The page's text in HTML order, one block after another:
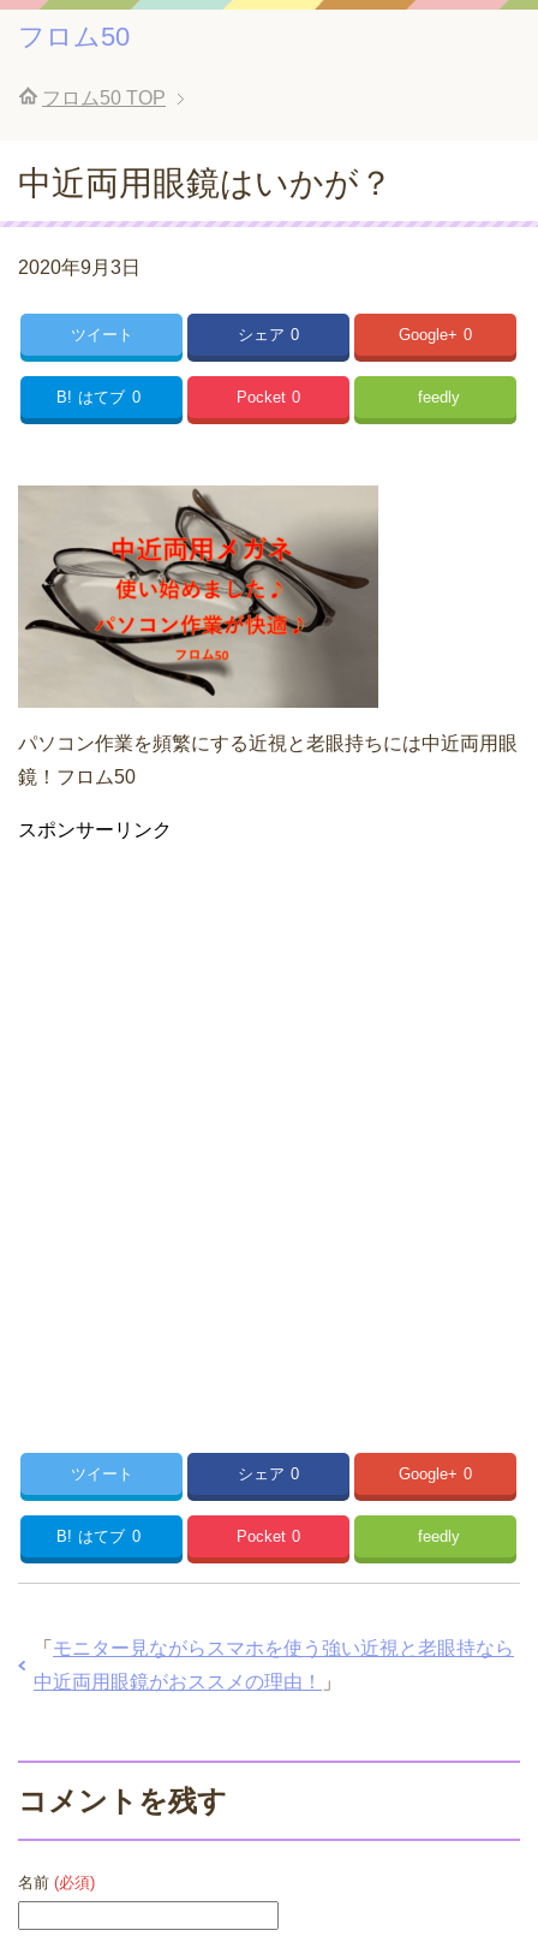
フロム50
フロム50 TOP
中近両用眼鏡はいかが？
2020年9月3日
ツイート シェア 0 Google+ 0
B! はてブ 0 Pocket 0 feedly
パソコン作業を頻繁にする近視と老眼持ちには中近両用眼
鏡！フロム50
スポンサーリンク
ツイート シェア 0 Google+ 0
B! はてブ 0 Pocket 0 feedly
「 モニター見ながらスマホを使う強い近視と老眼持なら
中近両用眼鏡がおススメの理由！
」
コメントを残す
名前 (必須)